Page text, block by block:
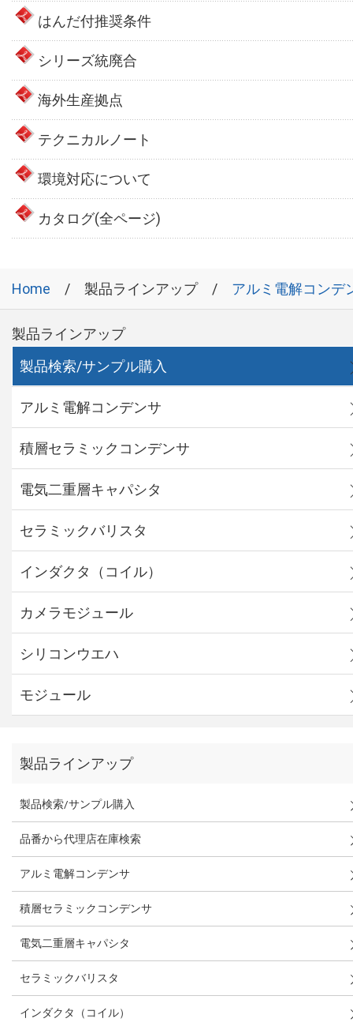
はんだ付推奨条件
シリーズ統廃合
海外生産拠点
テクニカルノート
環境対応について
カタログ(全ページ)
Home 製品ラインアップ アルミ電解コンデ
製品ラインアップ
製品検索/サンプル購入
アルミ電解コンデンサ
積層セラミックコンデンサ
電気二重層キャパシタ
セラミックバリスタ
インダクタ（コイル）
カメラモジュール
シリコンウエハ
モジュール
製品ラインアップ
製品検索/サンプル購入
品番から代理店在庫検索
アルミ電解コンデンサ
積層セラミックコンデンサ
電気二重層キャパシタ
セラミックバリスタ
インダクタ（コイル）